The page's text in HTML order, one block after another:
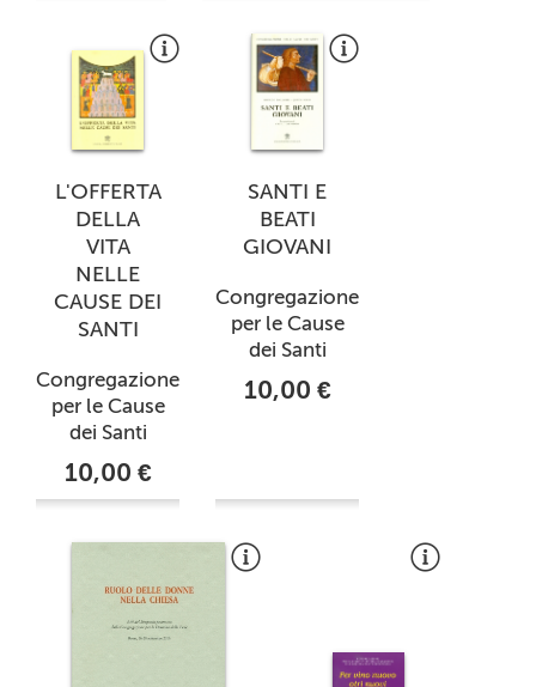
L'OFFERTA
DELLA
VITA
NELLE
CAUSE DEI
SANTI
Congregazione
per le Cause
dei Santi
10,00 €
SANTI E
BEATI
GIOVANI
Congregazione
per le Cause
dei Santi
10,00 €